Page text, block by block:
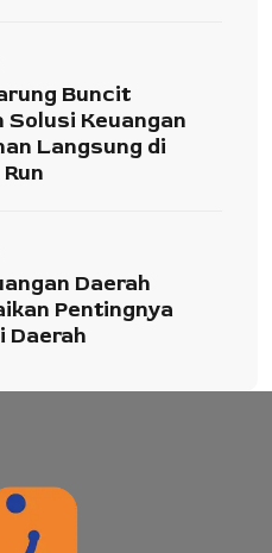
Buncit
Keuangan
Langsung di
Daerah
Pentingnya
Daerah